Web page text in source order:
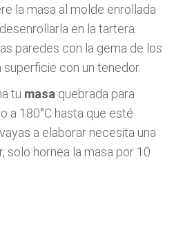
la masa al molde enrollada
en la tartera.
paredes con la gema de los
superficie con un tenedor.
tu masa quebrada para
a 180°C hasta que esté
a elaborar necesita una
solo hornea la masa por 10